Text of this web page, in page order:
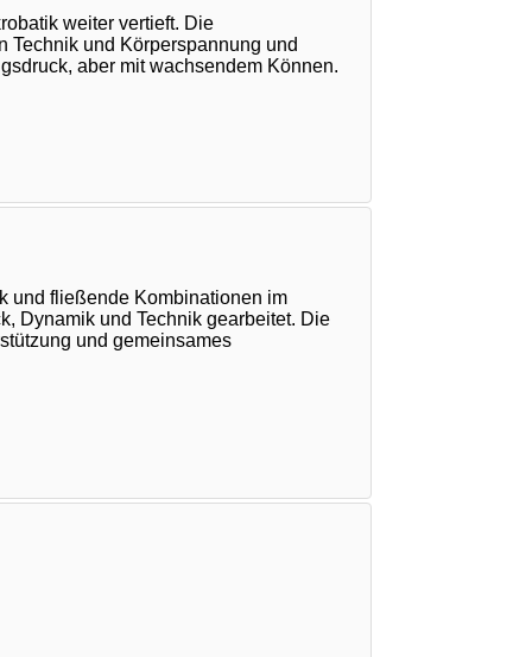
weiter vertieft. Die
Technik und Körperspannung und
aber mit wachsendem Können.
und fließende Kombinationen im
Dynamik und Technik gearbeitet. Die
und gemeinsames